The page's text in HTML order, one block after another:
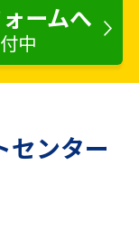
ームへ
中
センター